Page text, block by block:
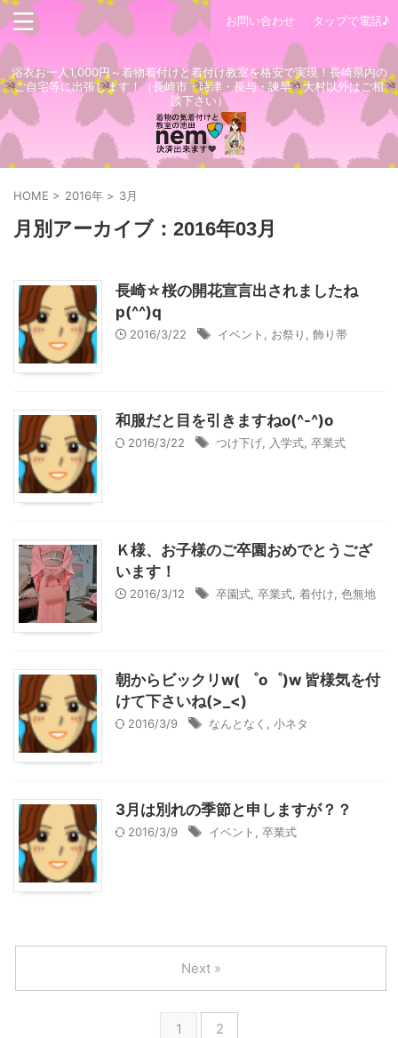
お問い合わせ タップで電話♪
浴衣お一人1,000円～着物着付けと着付け教室を格安で実現！長崎県内の
ご自宅等に出張します！（長崎市・時津・長与・諫早・大村以外はご相
談下さい）
HOME > 2016年 > 3月
月別アーカイブ：2016年03月
長崎☆桜の開花宣言出されましたね
p(^^)q
2016/3/22 イベント お祭り 飾り帯
和服だと目を引きますねo(^-^)o
2016/3/22 つけ下げ 入学式 卒業式
Ｋ様、お子様のご卒園おめでとうござ
います！
2016/3/12 卒園式 卒業式 着付け 色無地
朝からビックリw( ゜o゜)w 皆様気を付
けて下さいね(>_<)
2016/3/9 なんとなく 小ネタ
3月は別れの季節と申しますが？？
2016/3/9 イベント 卒業式
1 2
Next »